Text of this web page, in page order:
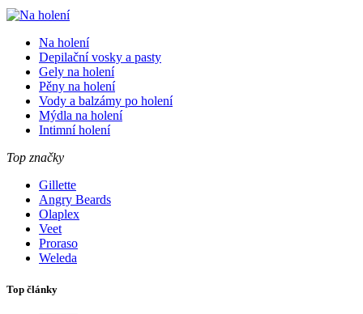
Na holení
Depilační vosky a pasty
Gely na holení
Pěny na holení
Vody a balzámy po holení
Mýdla na holení
Intimní holení
Top značky
Gillette
Angry Beards
Olaplex
Veet
Proraso
Weleda
Top články